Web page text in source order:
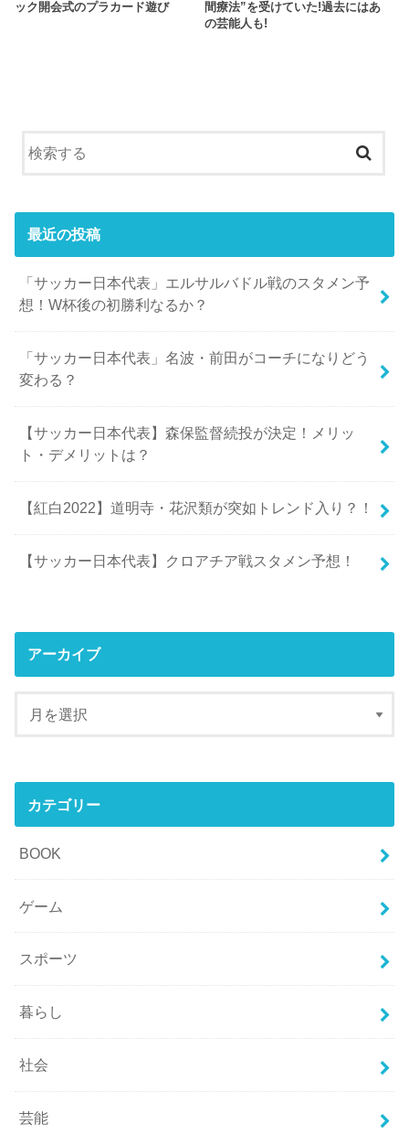
ック開会式のプラカード遊び
間療法”を受けていた!過去にはあ
の芸能人も!
最近の投稿
「サッカー日本代表」エルサルバドル戦のスタメン予
想！W杯後の初勝利なるか？
「サッカー日本代表」名波・前田がコーチになりどう
変わる？
【サッカー日本代表】森保監督続投が決定！メリッ
ト・デメリットは？
【紅白2022】道明寺・花沢類が突如トレンド入り？！
【サッカー日本代表】クロアチア戦スタメン予想！
アーカイブ
カテゴリー
BOOK
ゲーム
スポーツ
暮らし
社会
芸能